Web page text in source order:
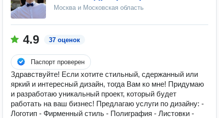
Москва и Московская область
4.9 37 оценок
Паспорт проверен
Здравствуйте! Если хотите стильный, сдержанный или
яркий и интересный дизайн, тогда Вам ко мне! Придумаю
и разработаю уникальный проект, который будет
работать на ваш бизнес! Предлагаю услуги по дизайну: -
Логотип - Фирменный стиль - Полиграфия - Листовки -